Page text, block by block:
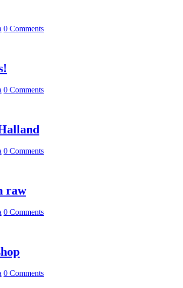
0 Comments
0 Comments
0 Comments
raw
0 Comments
0 Comments